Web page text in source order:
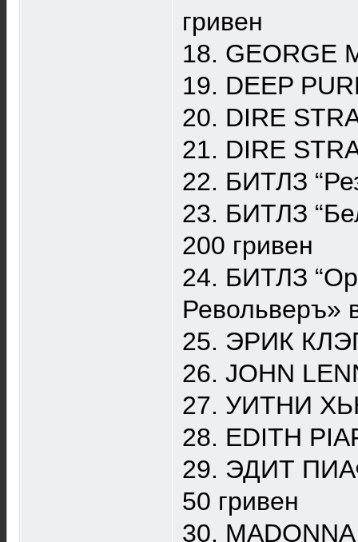
гривен
18. GEORGE
19. DEEP
20. DIRE
21. DIRE
22. БИТЛЗ
23. БИТЛЗ
200 гривен
24. БИТЛЗ
Револьверъ»
25. ЭРИК
26. JOHN
27. УИТНИ
28. EDITH
29. ЭДИТ
50 гривен
30.